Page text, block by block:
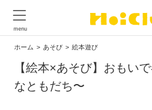
ホーム あそび 絵本遊び
【絵本×あそび】おもい
なともだち〜